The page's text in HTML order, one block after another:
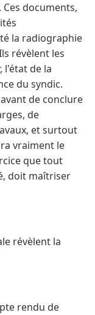
documents,
la radiographie
révèlent les
l'état de la
du syndic.
de conclure
de
et surtout
vraiment le
que tout
doit maîtriser
révèlent la
rendu de